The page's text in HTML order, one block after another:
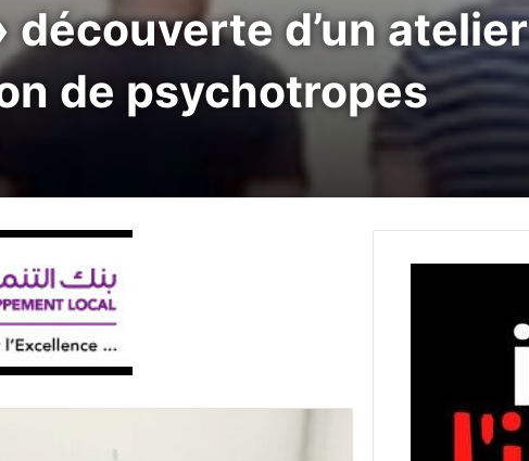
d’un atelier
de psychotropes